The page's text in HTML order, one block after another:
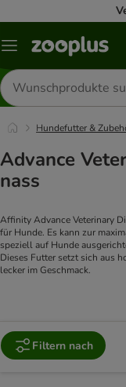
Menü
Produkte
suchen
Hundefutter &
Advance
nass
Affinity Advance Veterinary
für Hunde. Es kann zur
speziell auf Hunde
Dieses Futter setzt sich aus
lecker im Geschmack.
Filtern nach